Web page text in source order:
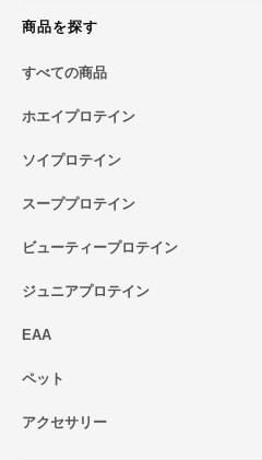
商品を探す
すべての商品
ホエイプロテイン
ソイプロテイン
スーププロテイン
ビューティープロテイン
ジュニアプロテイン
EAA
ペット
アクセサリー